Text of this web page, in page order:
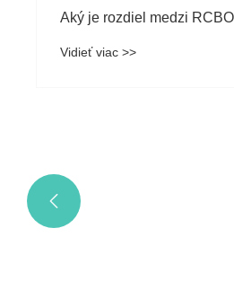
Aký je rozdiel medzi
Vidieť viac >>
